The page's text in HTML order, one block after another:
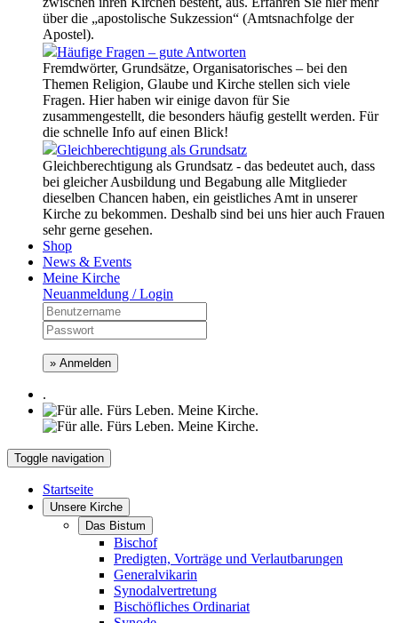
über die „apostolische Sukzession“ (Amtsnachfolge der
Apostel).
Häufige Fragen – gute Antworten
Fremdwörter, Grundsätze, Organisatorisches – bei den
Themen Religion, Glaube und Kirche stellen sich viele
Fragen. Hier haben wir einige davon für Sie
zusammengestellt, die besonders häufig gestellt werden. Für
die schnelle Info auf einen Blick!
Gleichberechtigung als Grundsatz
Gleichberechtigung als Grundsatz - das bedeutet auch, dass
bei gleicher Ausbildung und Begabung alle Mitglieder
dieselben Chancen haben, ein geistliches Amt in unserer
Kirche zu bekommen. Deshalb sind bei uns hier auch Frauen
sehr gerne gesehen.
Shop
News & Events
Meine Kirche
Neuanmeldung / Login
» Anmelden
.
Toggle navigation
Startseite
Unsere Kirche
Das Bistum
Bischof
Predigten, Vorträge und Verlautbarungen
Generalvikarin
Synodalvertretung
Bischöfliches Ordinariat